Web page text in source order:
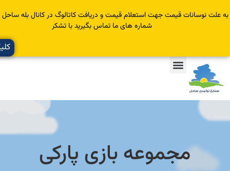
قیمت جهت استعلام قیمت و دریافت کاتالوگ در کانال بله ساحل عضو یا با
شماره های ما تماس بگیرید با تشکر
کلیک کنید
مجموعه بازی پارکی